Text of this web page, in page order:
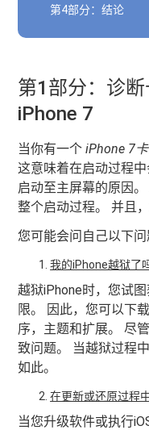
第4部分：结论
第1部分：诊
iPhone 7
当你有一个iPhone 7
这意味着在启动过程
启动至主屏幕的原因
整个启动过程。 并且
您可能会问自己以下问
我的iPhone越狱了
越狱iPhone时，您试
限。 因此，您可以下
序，主题和扩展。 尽
致问题。 当越狱过程
如此。
在更新或还原过程
当您升级软件或执行